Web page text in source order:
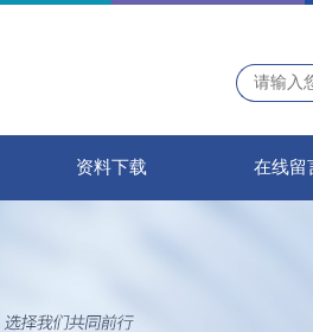
资料下载 在线留